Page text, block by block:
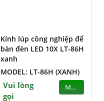
Kính lúp công nghiệp để
bàn đèn LED 10X LT-86H
xanh
MODEL: LT-86H (XANH)
Vui lòng
gọi
MUA